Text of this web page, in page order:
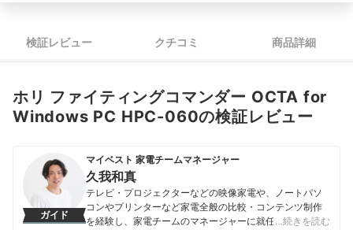
検証レビュー クチコミ 商品詳細
ホリ ファイティングコマンダー OCTA for
Windows PC HPC-060の検証レビュー
ガイド
マイベスト 家電チームマネージャー
久我和真
テレビ・プロジェクターなどの映像家電や、ノートパソ
コンやプリンターなど家電全般の比較・コンテンツ制作
を経験し、家電チームのマネージャーに就任。キャリブ
…続きを読む